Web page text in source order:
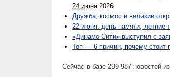
24 июня 2026
Дружба, космос и великие
22 июня: день памяти, летние
«Динамо Сити» выступил с
Топ — 6 причин, почему стоит
Сейчас в базе 299 987 новостей